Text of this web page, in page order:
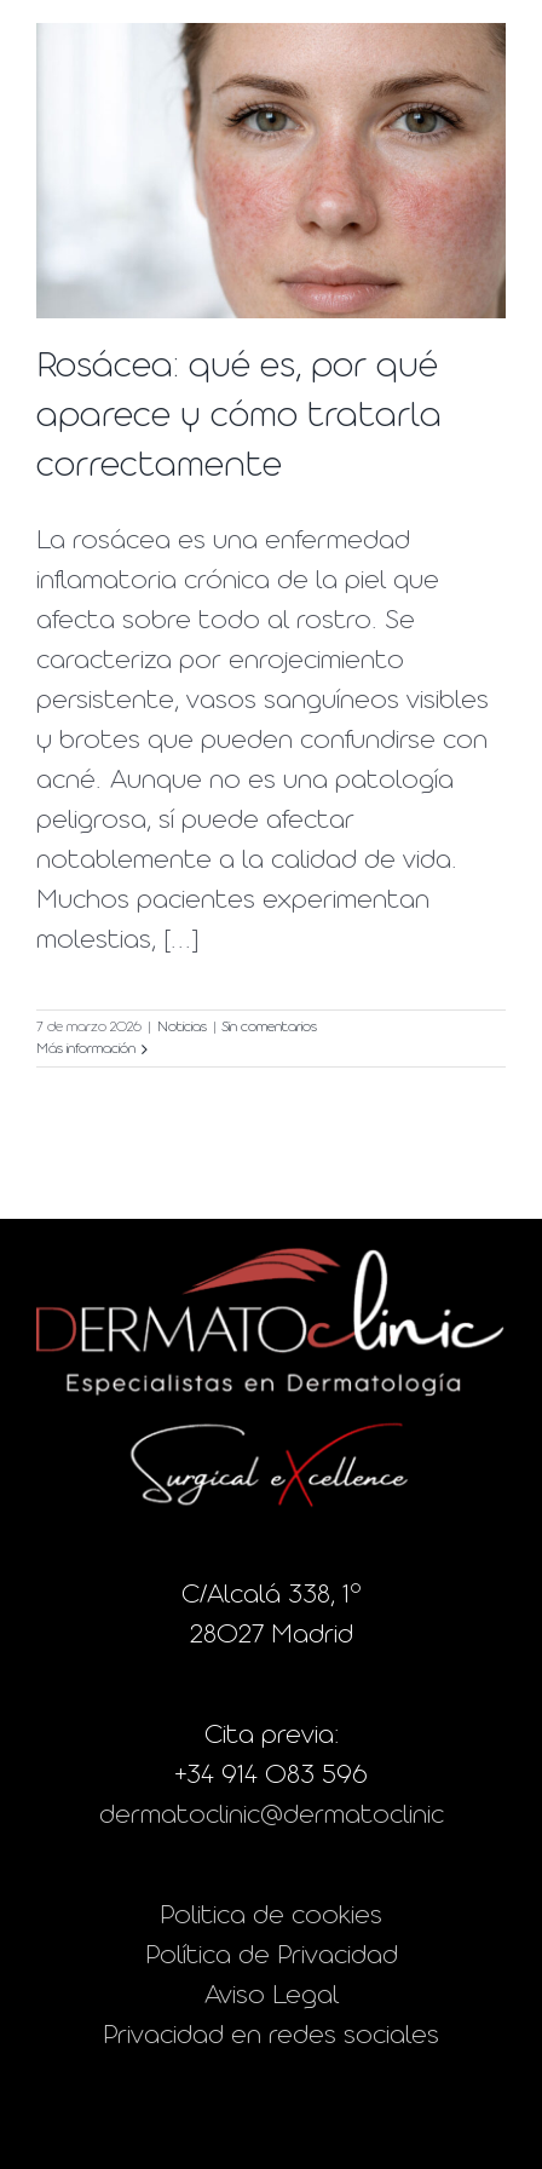
Rosácea: qué es, por qué
aparece y cómo tratarla
correctamente
La rosácea es una enfermedad
inflamatoria crónica de la piel que
afecta sobre todo al rostro. Se
caracteriza por enrojecimiento
persistente, vasos sanguíneos visibles
y brotes que pueden confundirse con
acné. Aunque no es una patología
peligrosa, sí puede afectar
notablemente a la calidad de vida.
Muchos pacientes experimentan
molestias, [...]
7 de marzo 2026 Noticias
Sin comentarios
Más información
C/Alcalá 338, 1º
28027 Madrid
Cita previa:
+34 914 083 596
dermatoclinic@dermatoclinic
Politica de cookies
Política de Privacidad
Aviso Legal
Privacidad en redes sociales